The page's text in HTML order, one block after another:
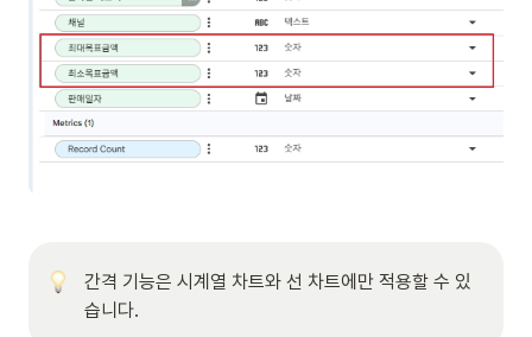
간격 기능은 시계열 차트와 선 차트에만 적용할 수 있
습니다.